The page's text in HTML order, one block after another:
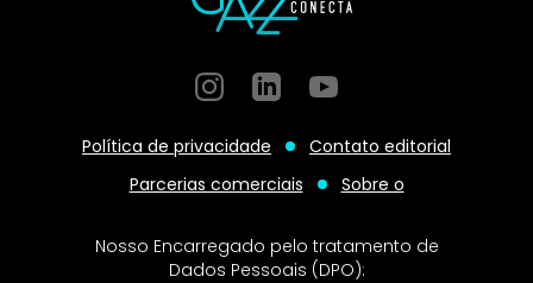
InstagramGitHubGitHub
Política de privacidade
Contato editorial
Parcerias comerciais
Sobre o
Nosso Encarregado pelo tratamento de
Dados Pessoais (DPO):